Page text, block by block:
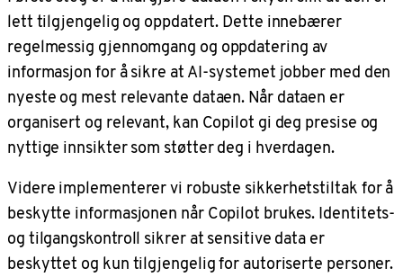
lett tilgjengelig og oppdatert. Dette innebærer
regelmessig gjennomgang og oppdatering av
informasjon for å sikre at AI-systemet jobber med den
nyeste og mest relevante dataen. Når dataen er
organisert og relevant, kan Copilot gi deg presise og
nyttige innsikter som støtter deg i hverdagen.
Videre implementerer vi robuste sikkerhetstiltak for å
beskytte informasjonen når Copilot brukes. Identitets-
og tilgangskontroll sikrer at sensitive data er
beskyttet og kun tilgjengelig for autoriserte personer.